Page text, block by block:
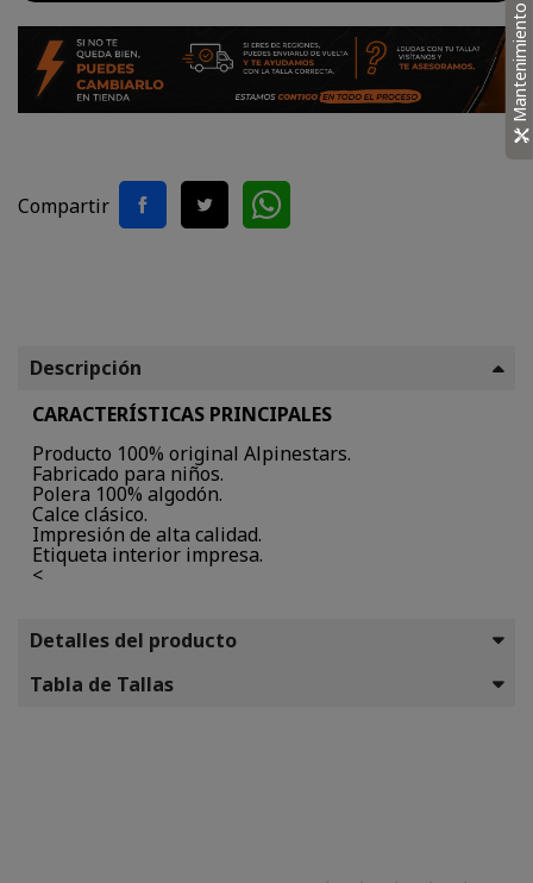
Compartir
Descripción
CARACTERÍSTICAS PRINCIPALES
Producto 100% original Alpinestars.
Fabricado para niños.
Polera 100% algodón.
Calce clásico.
Impresión de alta calidad.
Etiqueta interior impresa.
<
Detalles del producto
Tabla de Tallas
Mantenimiento